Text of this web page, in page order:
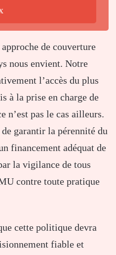
de couverture
nous envient. Notre
l’accès du plus
à la prise en charge de
n’est pas le cas ailleurs.
garantir la pérennité du
financement adéquat de
la vigilance de tous
contre toute pratique
cette politique devra
fiable et